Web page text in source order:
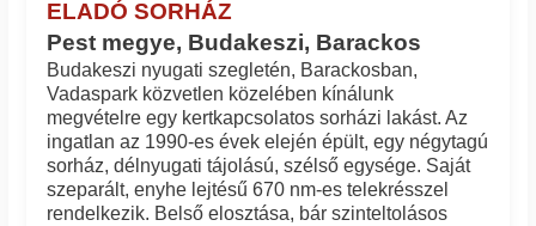
ELADÓ SORHÁZ
Pest megye, Budakeszi, Barackos
Budakeszi nyugati szegletén, Barackosban,
Vadaspark közvetlen közelében kínálunk
megvételre egy kertkapcsolatos sorházi lakást. Az
ingatlan az 1990-es évek elején épült, egy négytagú
sorház, délnyugati tájolású, szélső egysége. Saját
szeparált, enyhe lejtésű 670 nm-es telekrésszel
rendelkezik. Belső elosztása, bár szinteltolásos